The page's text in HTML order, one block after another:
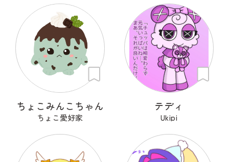
ちょこみんこちゃん
ちょこ愛好家
テディ
Ukipi